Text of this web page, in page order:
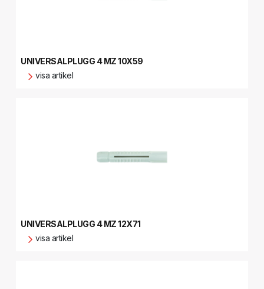
UNIVERSALPLUGG 4 MZ 10X59
visa artikel
UNIVERSALPLUGG 4 MZ 12X71
visa artikel